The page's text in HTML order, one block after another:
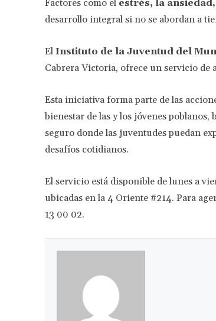
Factores como el estrés, la
desarrollo integral si no se abordan a
El Instituto de la Juventud del
Cabrera Victoria, ofrece un servicio de
Esta iniciativa forma parte de las
bienestar de las y los jóvenes
seguro donde las juventudes puedan
desafíos cotidianos.
El servicio está disponible de lunes a
ubicadas en la 4 Oriente #214. Para
13 00 02.